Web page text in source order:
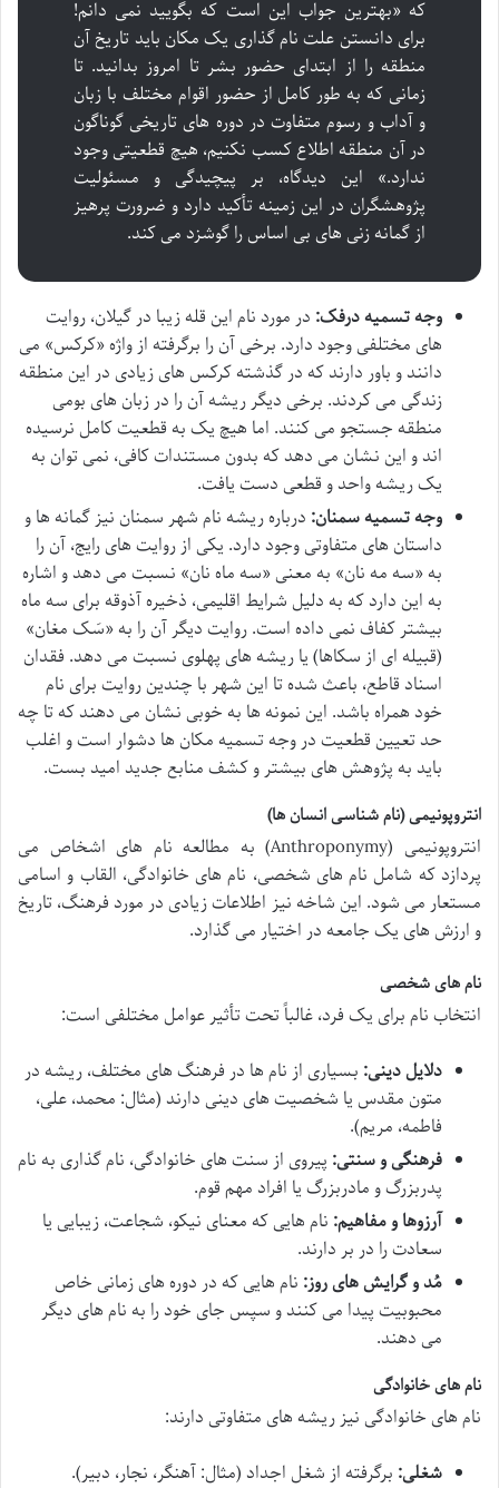
که «بهترین جواب این است که بگویید نمی دانم!
برای دانستن علت نام گذاری یک مکان باید تاریخ آن
منطقه را از ابتدای حضور بشر تا امروز بدانید. تا
زمانی که به طور کامل از حضور اقوام مختلف با زبان
و آداب و رسوم متفاوت در دوره های تاریخی گوناگون
در آن منطقه اطلاع کسب نکنیم، هیچ قطعیتی وجود
ندارد.» این دیدگاه، بر پیچیدگی و مسئولیت
پژوهشگران در این زمینه تأکید دارد و ضرورت پرهیز
از گمانه زنی های بی اساس را گوشزد می کند.
وجه تسمیه درفک: در مورد نام این قله زیبا در گیلان، روایت
های مختلفی وجود دارد. برخی آن را برگرفته از واژه «کرکس» می
دانند و باور دارند که در گذشته کرکس های زیادی در این منطقه
زندگی می کردند. برخی دیگر ریشه آن را در زبان های بومی
منطقه جستجو می کنند. اما هیچ یک به قطعیت کامل نرسیده
اند و این نشان می دهد که بدون مستندات کافی، نمی توان به
یک ریشه واحد و قطعی دست یافت.
وجه تسمیه سمنان: درباره ریشه نام شهر سمنان نیز گمانه ها و
داستان های متفاوتی وجود دارد. یکی از روایت های رایج، آن را
به «سه مه نان» به معنی «سه ماه نان» نسبت می دهد و اشاره
به این دارد که به دلیل شرایط اقلیمی، ذخیره آذوقه برای سه ماه
بیشتر کفاف نمی داده است. روایت دیگر آن را به «سَک مغان»
(قبیله ای از سکاها) یا ریشه های پهلوی نسبت می دهد. فقدان
اسناد قاطع، باعث شده تا این شهر با چندین روایت برای نام
خود همراه باشد. این نمونه ها به خوبی نشان می دهند که تا چه
حد تعیین قطعیت در وجه تسمیه مکان ها دشوار است و اغلب
باید به پژوهش های بیشتر و کشف منابع جدید امید بست.
انتروپونیمی (نام شناسی انسان ها)
انتروپونیمی (Anthroponymy) به مطالعه نام های اشخاص می
پردازد که شامل نام های شخصی، نام های خانوادگی، القاب و اسامی
مستعار می شود. این شاخه نیز اطلاعات زیادی در مورد فرهنگ، تاریخ
و ارزش های یک جامعه در اختیار می گذارد.
نام های شخصی
انتخاب نام برای یک فرد، غالباً تحت تأثیر عوامل مختلفی است:
دلایل دینی: بسیاری از نام ها در فرهنگ های مختلف، ریشه در
متون مقدس یا شخصیت های دینی دارند (مثال: محمد، علی،
فاطمه، مریم).
فرهنگی و سنتی: پیروی از سنت های خانوادگی، نام گذاری به نام
پدربزرگ و مادربزرگ یا افراد مهم قوم.
آرزوها و مفاهیم: نام هایی که معنای نیکو، شجاعت، زیبایی یا
سعادت را در بر دارند.
مُد و گرایش های روز: نام هایی که در دوره های زمانی خاص
محبوبیت پیدا می کنند و سپس جای خود را به نام های دیگر
می دهند.
نام های خانوادگی
نام های خانوادگی نیز ریشه های متفاوتی دارند:
شغلی: برگرفته از شغل اجداد (مثال: آهنگر، نجار، دبیر).